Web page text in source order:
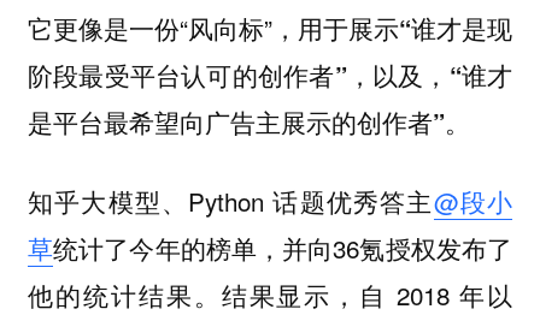
它更像是一份“风向标”， 用于展示“谁才是现
阶段最受平台认可的创作者”，以及，“谁才
是平台最希望向广告主展示的创作者”。
知乎大模型、Python 话题优秀答主@段小
草统计了今年的榜单，并向36氪授权发布了
他的统计结果。结果显示，自 2018 年以